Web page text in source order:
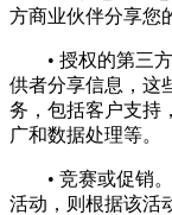
方商业伙伴分享您
• 授权的第三方
供者分享信息，这
务，包括客户支持
广和数据处理等。
• 竞赛或促销。
活动，则根据该活